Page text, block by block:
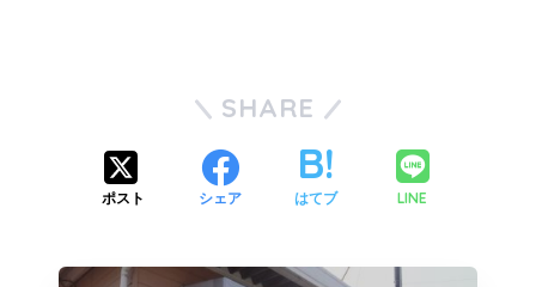
SHARE
ポスト シェア はてブ LINE